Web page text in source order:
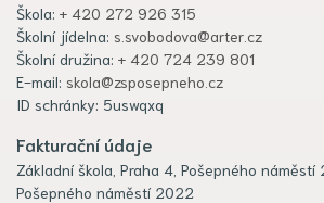
Škola: + 420 272 926 315
Školní jídelna: s.svobodova@arter.cz
Školní družina: + 420 724 239 801
E-mail: skola@zsposepneho.cz
ID schránky: 5uswqxq
Fakturační údaje
Základní škola, Praha 4, Pošepného
Pošepného náměstí 2022